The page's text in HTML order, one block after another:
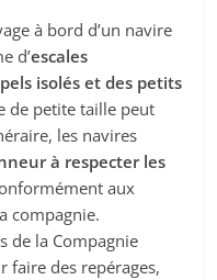
à bord d’un navire
d’escales
isolés et des petits
de petite taille peut
les navires
à respecter les
aux
compagnie.
de la Compagnie
faire des repérages,